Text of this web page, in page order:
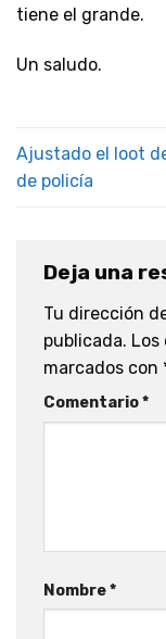
tiene el grande.
Un saludo.
Ajustado el loot
de policía
Deja una
Tu dirección
publicada. Los
marcados con
Comentario*
Nombre*